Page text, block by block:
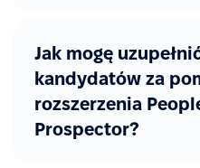
Jak mogę
kandydatów za
rozszerzenia
Prospector?